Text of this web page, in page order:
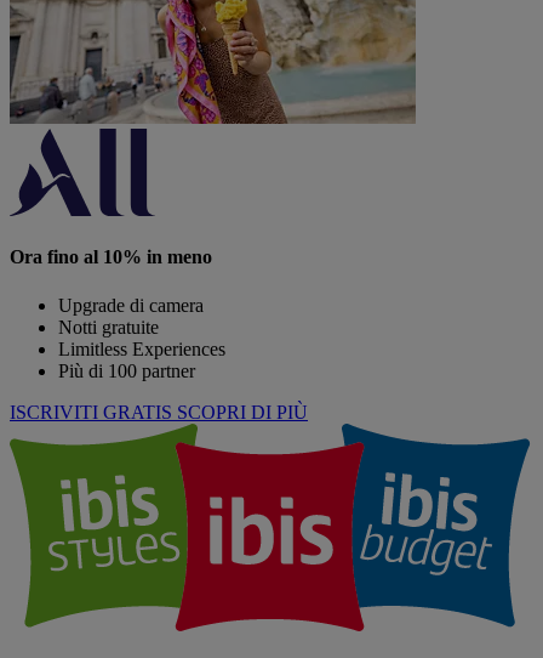
Ora fino al 10% in meno
Upgrade di camera
Notti gratuite
Limitless Experiences
Più di 100 partner
ISCRIVITI GRATIS SCOPRI DI PIÙ